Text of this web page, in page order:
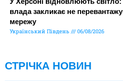
влада закликає не
мережу
Український Південь 06/08/2026
СТРІЧКА НОВИН